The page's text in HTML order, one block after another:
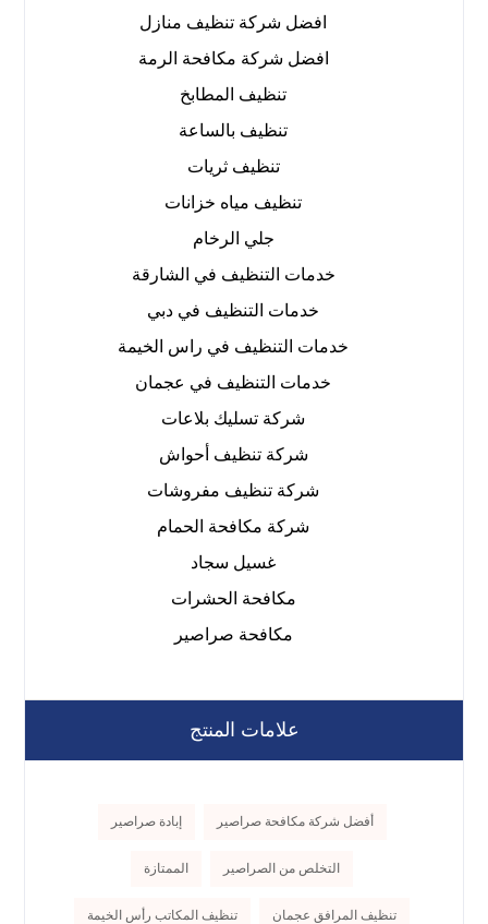
افضل شركة تنظيف منازل
افضل شركة مكافحة الرمة
تنظيف المطابخ
تنظيف بالساعة
تنظيف ثريات
تنظيف مياه خزانات
جلي الرخام
خدمات التنظيف في الشارقة
خدمات التنظيف في دبي
خدمات التنظيف في راس الخيمة
خدمات التنظيف في عجمان
شركة تسليك بلاعات
شركة تنظيف أحواش
شركة تنظيف مفروشات
شركة مكافحة الحمام
غسيل سجاد
مكافحة الحشرات
مكافحة صراصير
علامات المنتج
أفضل شركة مكافحة صراصير إبادة صراصير
التخلص من الصراصير الممتازة
تنظيف المرافق عجمان تنظيف المكاتب رأس الخيمة